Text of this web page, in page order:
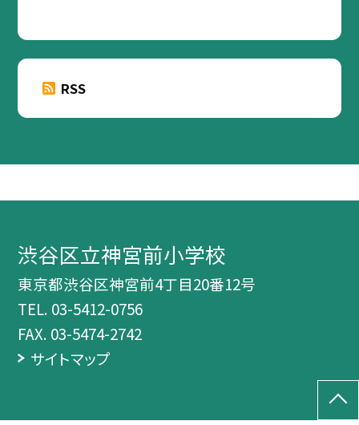
RSS
渋谷区立神宮前小学校
東京都渋谷区神宮前4丁目20番12号
TEL. 03-5412-0756
FAX. 03-5474-2742
サイトマップ